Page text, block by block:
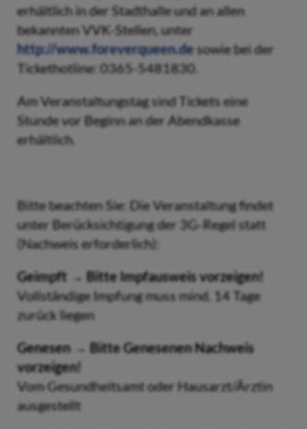
erhältlich in der Stadthalle und an allen
bekannten VVK-Stellen, unter
http://www.foreverqueen.desowie bei der
Tickethotline: 0365-5481830.
Am Veranstaltungstag sind Tickets eine
Stunde vor Beginn an der Abendkasse
erhältlich.
Bitte beachten Sie: Die Veranstaltung findet
unter Berücksichtigung der 3G-Regel statt
(Nachweis erforderlich):
Geimpft → Bitte Impfausweis vorzeigen!
Vollständige Impfung muss mind. 14 Tage
zurück liegen
Genesen → Bitte Genesenen Nachweis
vorzeigen!
Vom Gesundheitsamt oder Hausarzt/Ärztin
ausgestellt